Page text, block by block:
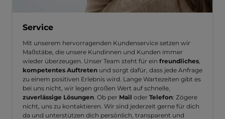
Service
Mit unserem hervorragenden Kundenservice setzen wir
Maßstäbe, die unsere Kundinnen und Kunden immer
wieder überzeugen. Unser Team steht für ein freundliches
kompetentes Auftreten und sorgt dafür, dass jede Anfrage
zu einem positiven Erlebnis wird. Lange Wartezeiten gibt es
bei uns nicht, wir legen großen Wert auf schnelle,
zuverlässige Lösungen . Ob per Mail oder Telefon: Zögere
nicht, uns zu kontaktieren. Wir sind jederzeit gerne für dich
da und unterstützen dich persönlich, transparent und